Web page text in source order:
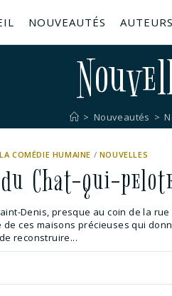
NOUVEAUTÉS AUTEURS
> Nouveautés >
LA COMÉDIE HUMAINE / NOUVELLES
Chat-qui-
Denis, presque au coin de la rue
ces maisons précieuses qui
reconstruire...